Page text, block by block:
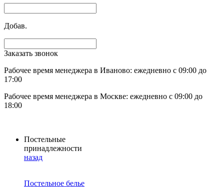
Добав.
Заказать звонок
Рабочее время менеджера в Иваново: ежедневно с 09:00 до
17:00
Рабочее время менеджера в Москве: ежедневно с 09:00 до
18:00
Постельные
принадлежности
назад
Постельное белье